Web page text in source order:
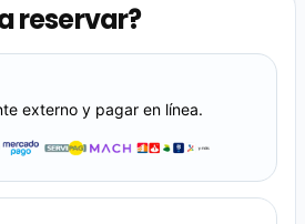
reservar?
externo y pagar en línea.